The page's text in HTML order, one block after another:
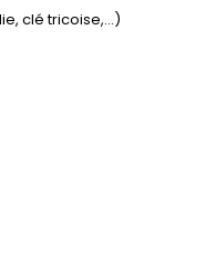
clé tricoise,...)